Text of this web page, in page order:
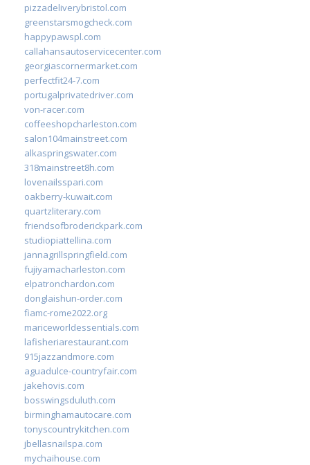
pizzadeliverybristol.com
greenstarsmogcheck.com
happypawspl.com
callahansautoservicecenter.com
georgiascornermarket.com
perfectfit24-7.com
portugalprivatedriver.com
von-racer.com
coffeeshopcharleston.com
salon104mainstreet.com
alkaspringswater.com
318mainstreet8h.com
lovenailsspari.com
oakberry-kuwait.com
quartzliterary.com
friendsofbroderickpark.com
studiopiattellina.com
jannagrillspringfield.com
fujiyamacharleston.com
elpatronchardon.com
donglaishun-order.com
fiamc-rome2022.org
mariceworldessentials.com
lafisheriarestaurant.com
915jazzandmore.com
aguadulce-countryfair.com
jakehovis.com
bosswingsduluth.com
birminghamautocare.com
tonyscountrykitchen.com
jbellasnailspa.com
mychaihouse.com